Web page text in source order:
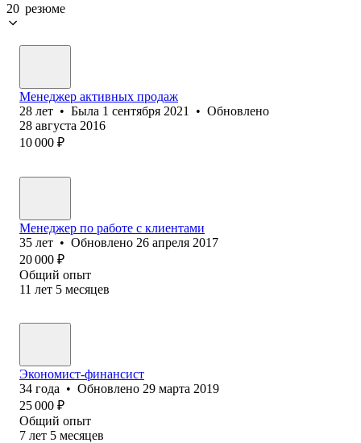
20 резюме
Менеджер активных продаж
28 лет • Была 1 сентября 2021 • Обновлено
28 августа 2016
10 000 ₽
Менеджер по работе с клиентами
35 лет • Обновлено 26 апреля 2017
20 000 ₽
Общий опыт
11 лет 5 месяцев
Экономист-финансист
34 года • Обновлено 29 марта 2019
25 000 ₽
Общий опыт
7 лет 5 месяцев